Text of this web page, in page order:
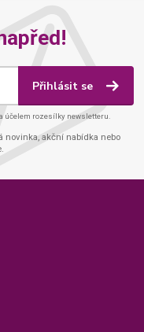
Přihlásit se
účelem rozesílky newsletteru.
novinka, akční nabídka nebo